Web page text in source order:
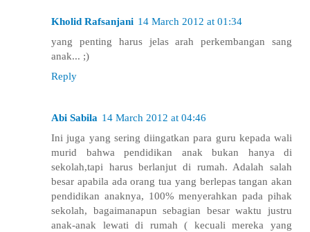
Kholid Rafsanjani 14 March 2012 at 01:34
yang penting harus jelas arah perkembangan sang
anak... ;)
Reply
Abi Sabila 14 March 2012 at 04:46
Ini juga yang sering diingatkan para guru kepada wali
murid bahwa pendidikan anak bukan hanya di
sekolah,tapi harus berlanjut di rumah. Adalah salah
besar apabila ada orang tua yang berlepas tangan akan
pendidikan anaknya, 100% menyerahkan pada pihak
sekolah, bagaimanapun sebagian besar waktu justru
anak-anak lewati di rumah ( kecuali mereka yang